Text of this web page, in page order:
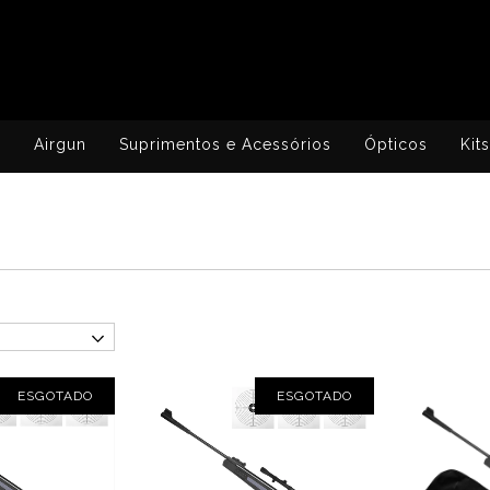
Airgun Suprimentos e Acessórios Ópticos Kits
ESGOTADO ESGOTADO